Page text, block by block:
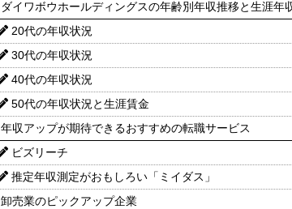
ダイワボウホールディングスの年齢別年収推移と生涯年
20代の年収状況
30代の年収状況
40代の年収状況
50代の年収状況と生涯賃金
年収アップが期待できるおすすめの転職サービス
ビズリーチ
推定年収測定がおもしろい「ミイダス」
卸売業のピックアップ企業